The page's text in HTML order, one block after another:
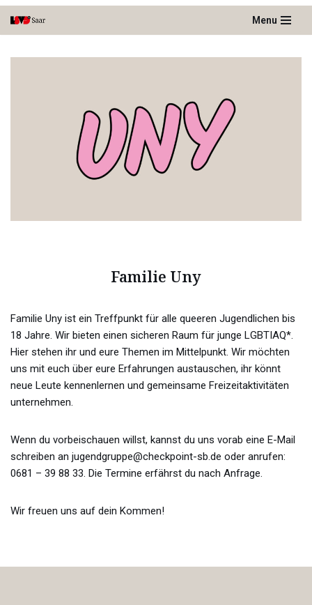
Zum
Inhalt
Menu
Familie Uny
Familie Uny ist ein Treffpunkt für alle queeren Jugendlichen bis
18 Jahre. Wir bieten einen sicheren Raum für junge LGBTIAQ*.
Hier stehen ihr und eure Themen im Mittelpunkt. Wir möchten
uns mit euch über eure Erfahrungen austauschen, ihr könnt
neue Leute kennenlernen und gemeinsame Freizeitaktivitäten
unternehmen.
Wenn du vorbeischauen willst, kannst du uns vorab eine E-Mail
schreiben an jugendgruppe@checkpoint-sb.de oder anrufen:
0681 – 39 88 33. Die Termine erfährst du nach Anfrage.
Wir freuen uns auf dein Kommen!